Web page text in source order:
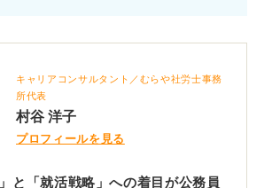
キャリアコンサルタント／むらや社労士事務
所代表
村谷 洋子
プロフィールを見る
」と「就活戦略」への着目が公務員